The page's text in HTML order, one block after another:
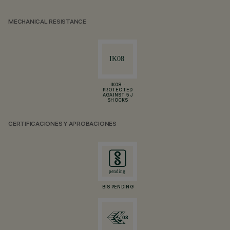
MECHANICAL RESISTANCE
IK08 -
PROTECTED
AGAINST 5 J
SHOCKS
CERTIFICACIONES Y APROBACIONES
BIS PENDING